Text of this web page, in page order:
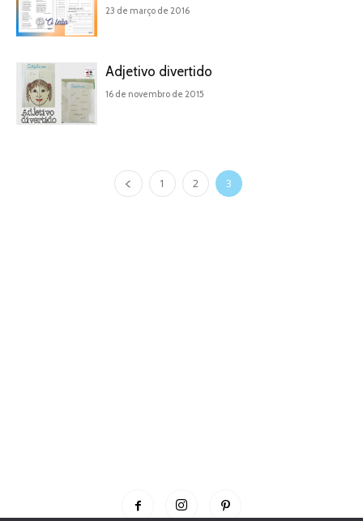
23 de março de 2016
Adjetivo divertido
16 de novembro de 2015
1 2 3